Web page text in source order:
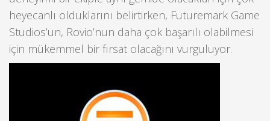
heyecanlı olduklarını belirtirken, Futuremark Game
Studios’un, Rovio’nun daha çok başarılı olabilmesi
için mükemmel bir fırsat olacağını vurguluyor.